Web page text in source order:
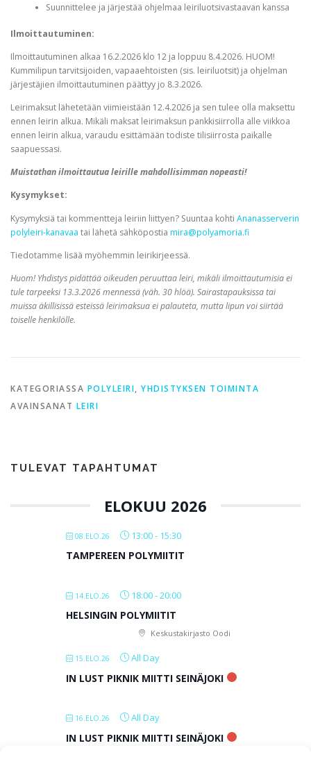
Suunnittelee ja järjestää ohjelmaa leiriluotsivastaavan kanssa
Ilmoittautuminen:
Ilmoittautuminen alkaa 16.2.2026 klo 12 ja loppuu 8.4.2026. HUOM!
Kummilipun tarvitsijoiden, vapaaehtoisten (sis. leiriluotsit) ja ohjelman
järjestäjien ilmoittautuminen päättyy jo 8.3.2026.
Leirimaksut lähetetään viimieistään 12.4.2026 ja sen tulee olla maksettu
ennen leirin alkua. Mikäli maksat leirimaksun pankkisiirrolla alle viikkoa
ennen leirin alkua, varaudu esittämään todiste tilisiirrosta paikalle
saapuessasi.
Muistathan ilmoittautua leirille mahdollisimman nopeasti!
Kysymykset:
Kysymyksiä tai kommentteja leiriin liittyen? Suuntaa kohti Ananasserverin
polyleiri-kanavaa tai lähetä sähköpostia mira@polyamoria.fi
Tiedotamme lisää myöhemmin leirikirjeessä.
Huom! Yhdistys pidättää oikeuden peruuttaa leiri, mikäli ilmoittautumisia ei
tule tarpeeksi 13.3.2026 mennessä (väh. 30 hlöä). Sairastapauksissa tai
muissa äkillisissä esteissä leirimaksua ei palauteta, mutta lipun voi siirtää
toiselle henkilölle.
KATEGORIASSA POLYLEIRI, YHDISTYKSEN TOIMINTA
AVAINSANAT LEIRI
TULEVAT TAPAHTUMAT
ELOKUU 2026
08.ELO.26 13:00- 15:30
TAMPEREEN POLYMIITIT
14.ELO.26 18:00-20:00
HELSINGIN POLYMIITIT
Keskustakirjasto Oodi
15.ELO.26 All Day
IN LUST PIKNIK MIITTI SEINÄJOKI
16.ELO.26 All Day
IN LUST PIKNIK MIITTI SEINÄJOKI